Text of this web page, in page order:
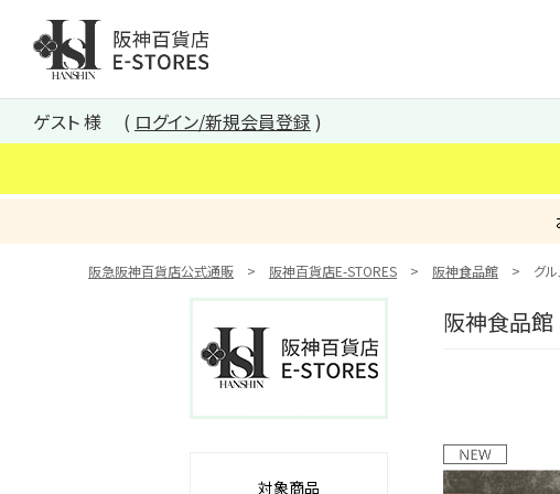
阪神百貨店E-STORES TOP
ゲスト 様 ログイン/新規会員登録
阪急阪神百貨店公式通販 阪神百貨店E-STORES 阪神食品館 グ
阪神食品館
対象商品